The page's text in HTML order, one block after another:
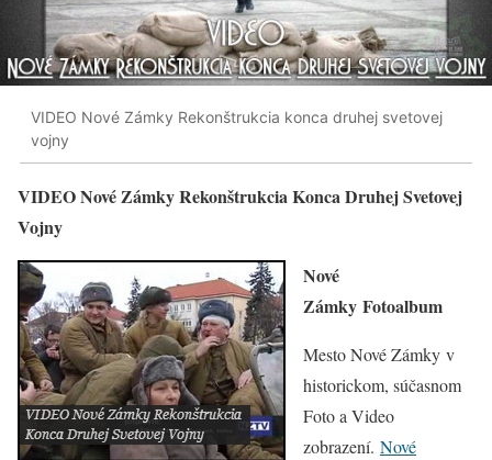
VIDEO Nové Zámky Rekonštrukcia konca druhej svetovej
vojny
VIDEO Nové Zámky Rekonštrukcia Konca Druhej Svetovej
Vojny
Nové
Zámky Fotoalbum
Mesto Nové Zámky v
historickom, súčasnom
Foto a Video
zobrazení. Nové